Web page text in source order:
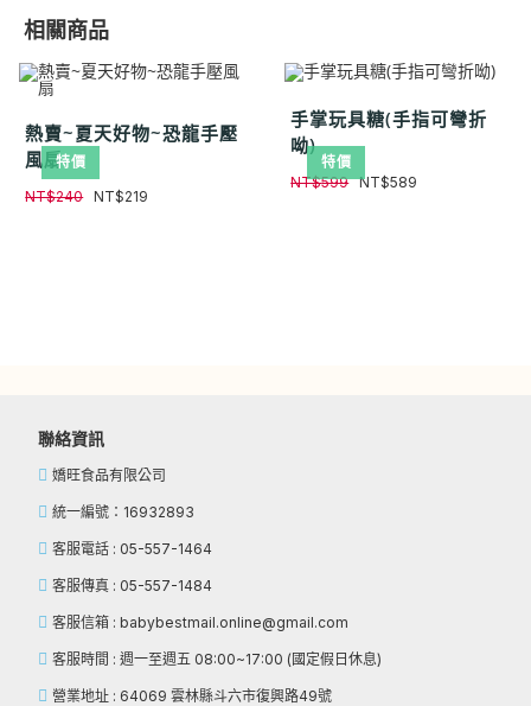
相關商品
特價
熱賣~夏天好物~恐龍手壓
風扇
NT$240 NT$219
特價
手掌玩具糖(手指可彎折
呦)
NT$599 NT$589
聯絡資訊
嬌旺食品有限公司
統一編號：16932893
客服電話 : 05-557-1464
客服傳真 : 05-557-1484
客服信箱 : babybestmail.online@gmail.com
客服時間 : 週一至週五 08:00~17:00 (國定假日休息)
營業地址 : 64069 雲林縣斗六市復興路49號